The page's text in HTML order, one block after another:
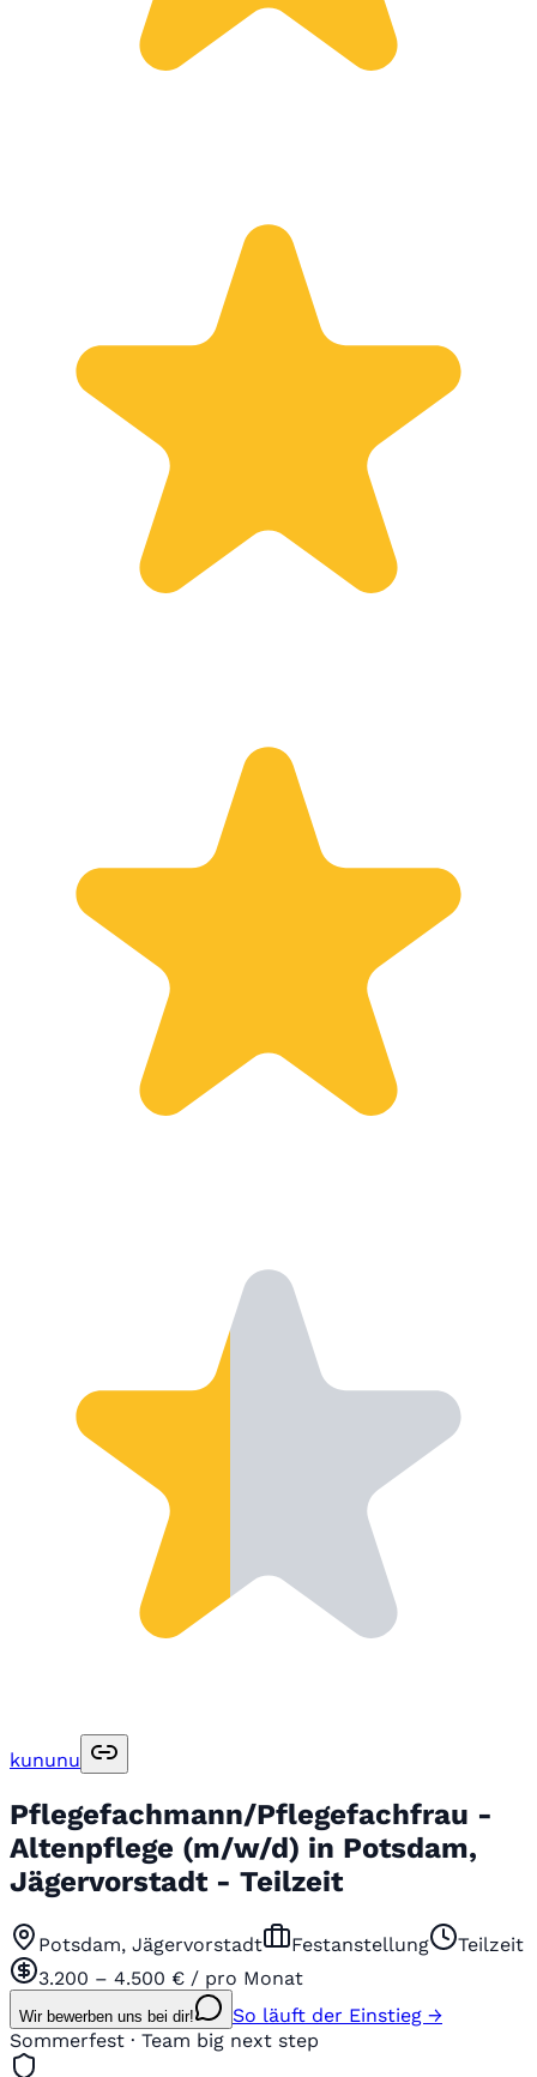
kununu
Pflegefachmann/Pflegefachfrau -
Altenpflege (m/w/d) in Potsdam,
Jägervorstadt - Teilzeit
Potsdam, Jägervorstadt Festanstellung
Teilzeit
3.200 – 4.500 € / pro Monat
Wir bewerben uns bei dir!
So läuft der Einstieg →
Sommerfest · Team big next step